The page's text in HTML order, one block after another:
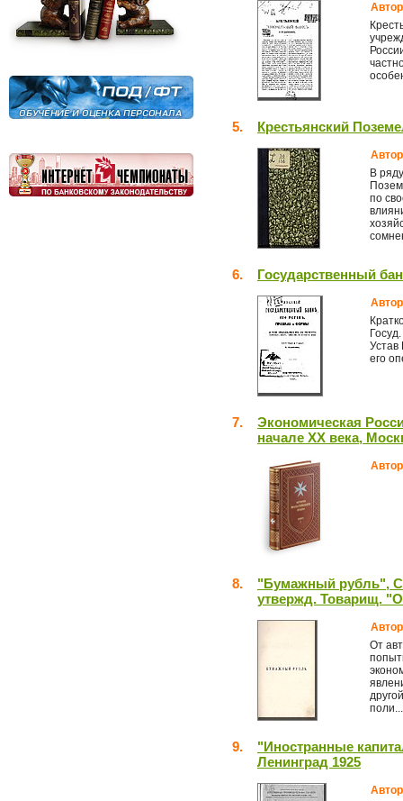
5. Крестьянский
В
по
6. Государственный
Устав
его
7.
Экономическая
начале XX века,
8.
"Бумажный рубль",
утвержд. Товарищ.
От
поли...
9.
"Иностранные
Ленинград 1925